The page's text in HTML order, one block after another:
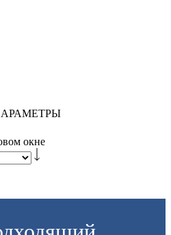
окне